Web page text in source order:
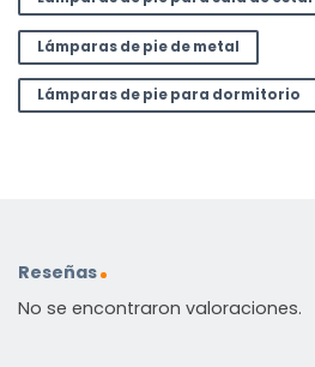
Lámparas de pie de metal
Lámparas de pie para dormitorio
Reseñas
No se encontraron valoraciones.